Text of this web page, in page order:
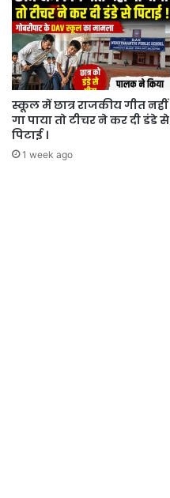
स्कूल में छात्र राजकीय गीत नहीं
गा पाया तो टीचर ने कर दी डंडे से
पिटाई ।
1 week ago